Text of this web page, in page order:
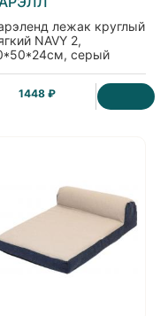
лежак круглый
NAVY 2,
серый
1448 ₽